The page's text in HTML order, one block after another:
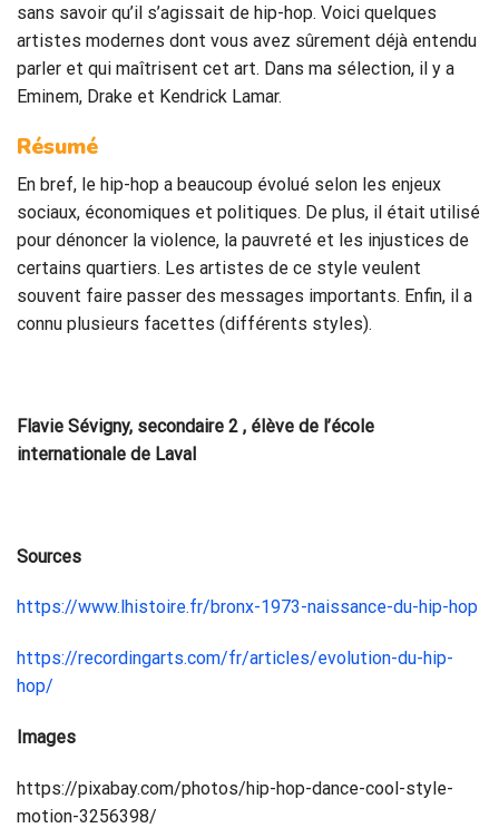
sans savoir qu’il s’agissait de hip-hop. Voici quelques
artistes modernes dont vous avez sûrement déjà entendu
parler et qui maîtrisent cet art. Dans ma sélection, il y a
Eminem, Drake et Kendrick Lamar.
Résumé
En bref, le hip-hop a beaucoup évolué selon les enjeux
sociaux, économiques et politiques. De plus, il était utilisé
pour dénoncer la violence, la pauvreté et les injustices de
certains quartiers. Les artistes de ce style veulent
souvent faire passer des messages importants. Enfin, il a
connu plusieurs facettes (différents styles).
Flavie Sévigny, secondaire 2 , élève de l’école
internationale de Laval
Sources
https://www.lhistoire.fr/bronx-1973-naissance-du-hip-hop
https://recordingarts.com/fr/articles/evolution-du-hip-
hop/
Images
https://pixabay.com/photos/hip-hop-dance-cool-style-
motion-3256398/